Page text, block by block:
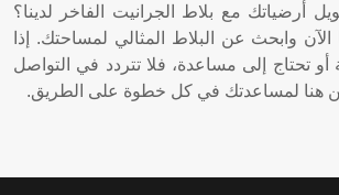
أرضياتك مع بلاط الجرانيت الفاخر لدينا؟
وابحث عن البلاط المثالي لمساحتك. إذا
تحتاج إلى مساعدة، فلا تتردد في التواصل
هنا لمساعدتك في كل خطوة على الطريق.